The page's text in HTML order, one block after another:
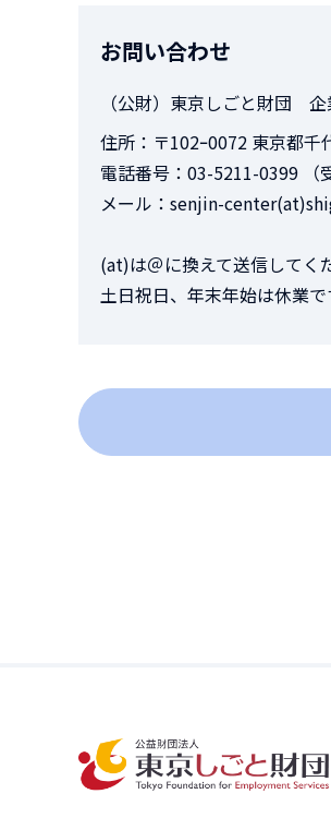
お問い合わせ
（公財）東京しごと財団
住所：〒102ｰ0072 東京都千
電話番号：03-5211-0399 （
メール：senjin-
(at)は＠に換えて送信してく
土日祝日、年末年始は休業で